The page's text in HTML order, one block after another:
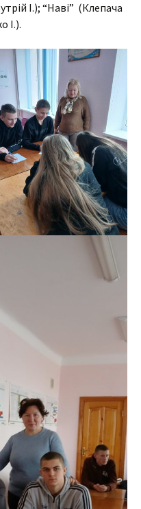
І.); “Наві” (Клепача
І.).